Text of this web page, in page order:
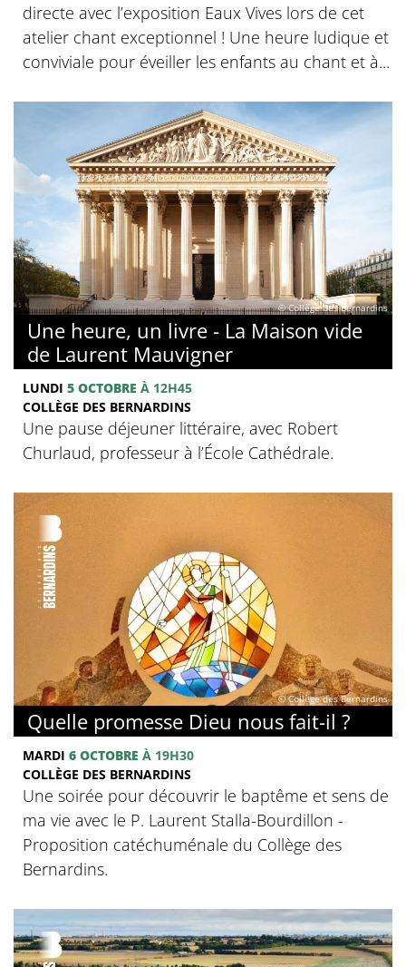
directe avec l’exposition Eaux Vives lors de cet
atelier chant exceptionnel ! Une heure ludique et
conviviale pour éveiller les enfants au chant et à...
© Collège des Bernardins
Une heure, un livre - La Maison vide
de Laurent Mauvigner
LUNDI 5 OCTOBRE À 12H45
COLLÈGE DES BERNARDINS
Une pause déjeuner littéraire, avec Robert
Churlaud, professeur à l’École Cathédrale.
© Collège des Bernardins
Quelle promesse Dieu nous fait-il ?
MARDI 6 OCTOBRE À 19H30
COLLÈGE DES BERNARDINS
Une soirée pour découvrir le baptême et sens de
ma vie avec le P. Laurent Stalla-Bourdillon -
Proposition catéchuménale du Collège des
Bernardins.